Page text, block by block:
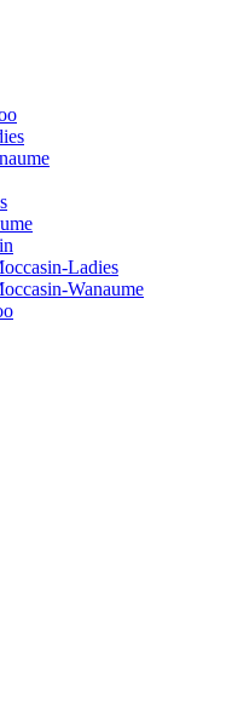
Ladies
Wanaume